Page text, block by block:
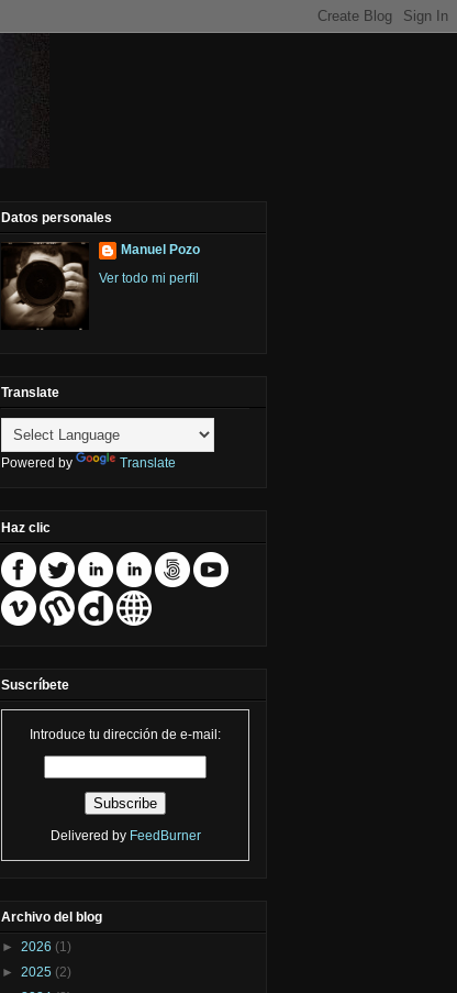
Datos personales
Manuel Pozo
Ver todo mi perfil
Translate
Powered by Translate
Haz clic
Suscríbete
Introduce tu dirección de e-mail:
Delivered by FeedBurner
Archivo del blog
► 2026 (1)
► 2025 (2)